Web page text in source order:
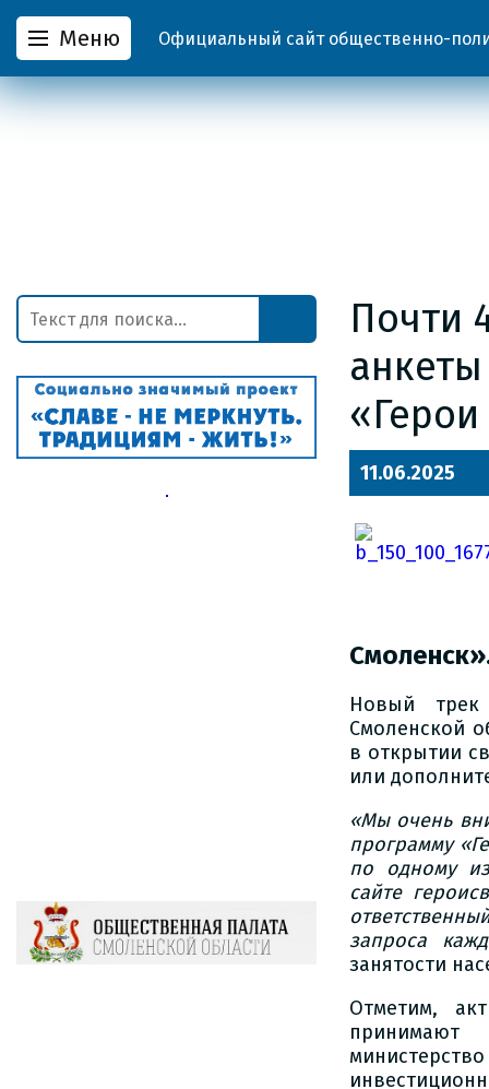
Меню Официальный сайт общественно-
Почти
11.06.2025
Новый трек
Смоленской
в открытии
или
«Мы очень
программу
по одному из
сайте
запроса
занятости
Отметим,
принимают